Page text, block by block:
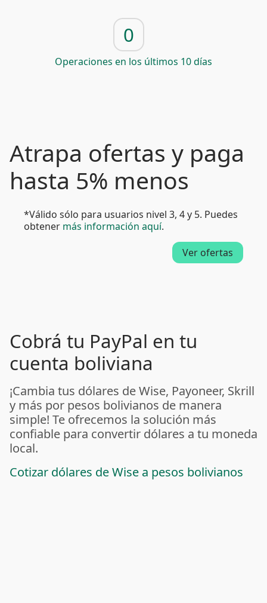
0
Operaciones en los últimos 10 días
Atrapa ofertas y paga
hasta 5% menos
*Válido sólo para usuarios nivel 3, 4 y 5. Puedes
obtener más información aquí.
Ver ofertas
Cobrá tu PayPal en tu
cuenta boliviana
¡Cambia tus dólares de Wise, Payoneer, Skrill
y más por pesos bolivianos de manera
simple! Te ofrecemos la solución más
confiable para convertir dólares a tu moneda
local.
Cotizar dólares de Wise a pesos bolivianos